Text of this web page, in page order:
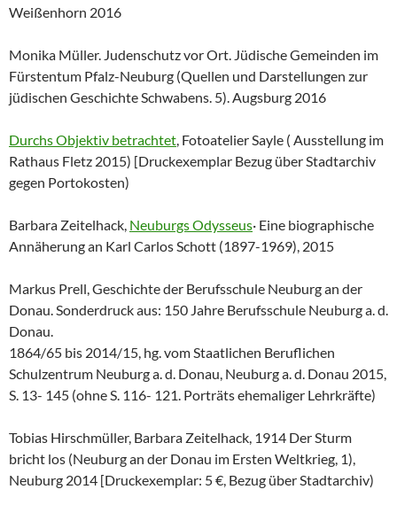
Weißenhorn 2016
Monika Müller. Judenschutz vor Ort. Jüdische Gemeinden im
Fürstentum Pfalz-Neuburg (Quellen und Darstellungen zur
jüdischen Geschichte Schwabens. 5). Augsburg 2016
Durchs Objektiv betrachtet, Fotoatelier Sayle ( Ausstellung im
Rathaus Fletz 2015) [Druckexemplar Bezug über Stadtarchiv
gegen Portokosten)
Barbara Zeitelhack, Neuburgs Odysseus· Eine biographische
Annäherung an Karl Carlos Schott (1897-1969), 2015
Markus Prell, Geschichte der Berufsschule Neuburg an der
Donau. Sonderdruck aus: 150 Jahre Berufsschule Neuburg a. d.
Donau.
1864/65 bis 2014/15, hg. vom Staatlichen Beruflichen
Schulzentrum Neuburg a. d. Donau, Neuburg a. d. Donau 2015,
S. 13- 145 (ohne S. 116- 121. Porträts ehemaliger Lehrkräfte)
Tobias Hirschmüller, Barbara Zeitelhack, 1914 Der Sturm
bricht los (Neuburg an der Donau im Ersten Weltkrieg, 1),
Neuburg 2014 [Druckexemplar: 5 €, Bezug über Stadtarchiv)